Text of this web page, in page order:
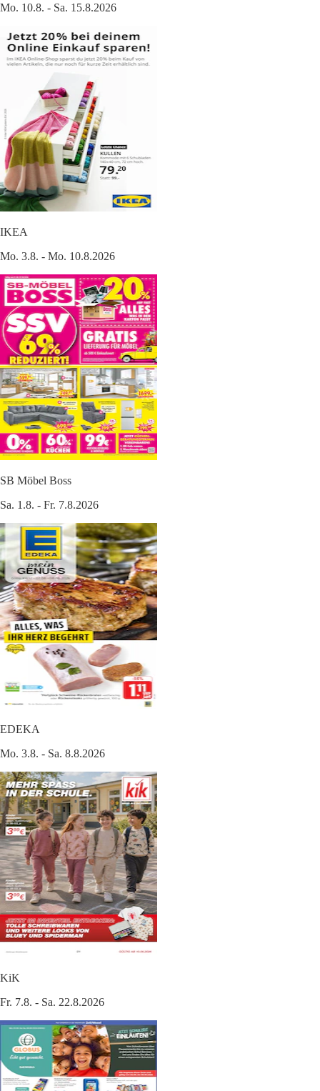
Mo. 10.8. - Sa. 15.8.2026
IKEA
Mo. 3.8. - Mo. 10.8.2026
SB Möbel Boss
Sa. 1.8. - Fr. 7.8.2026
EDEKA
Mo. 3.8. - Sa. 8.8.2026
KiK
Fr. 7.8. - Sa. 22.8.2026